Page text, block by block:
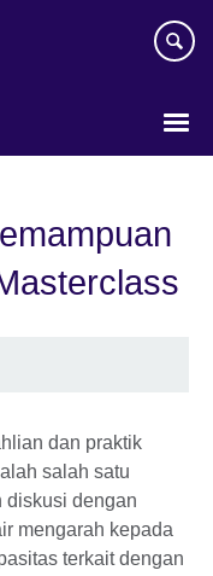
dan praktik
salah satu
diskusi dengan
mengarah kepada
terkait dengan